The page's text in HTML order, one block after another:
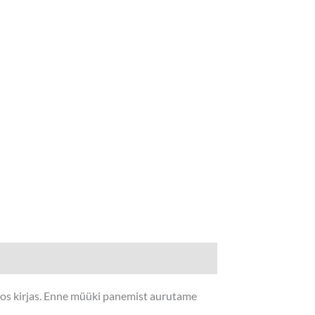
kirjas. Enne müüki panemist aurutame